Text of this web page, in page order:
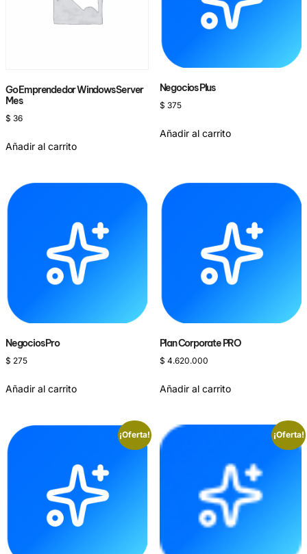
Go Emprendedor Windows Server
Mes
$ 36
Añadir al carrito
Negocios Plus
$ 375
Añadir al carrito
Negocios Pro
$ 275
Añadir al carrito
Plan Corporate PRO
$ 4.620.000
Añadir al carrito
¡Oferta! ¡Oferta!